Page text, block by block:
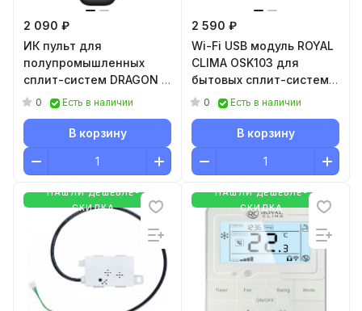
2 090 ₽
ИК пульт для
полупромышленных
сплит-систем DRAGON и
мульти-сплит систем
0 Есть в наличии
В корзину
2 590 ₽
Wi-Fi USB модуль ROYAL
CLIMA OSK103 для
бытовых сплит-систем
серии RENAISSANCE
0 Есть в наличии
В корзину
НАШЛИ ДЕШЕВЛЕ-
СКИДКА
НАШЛИ ДЕШЕВЛЕ-
СКИДКА